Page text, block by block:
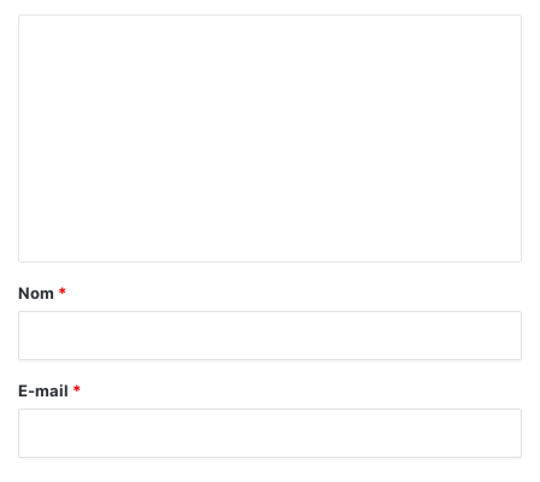
a
r
e
Nom *
E-mail *